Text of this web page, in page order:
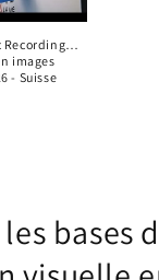
Recording…
images
- Suisse
bases